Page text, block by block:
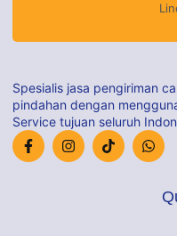
Spesialis jasa pengiriman
pindahan dengan
Service tujuan seluruh